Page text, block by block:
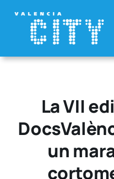
contenido
La VII
un